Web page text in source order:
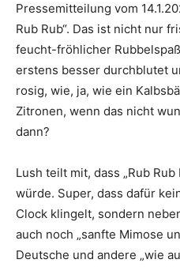
Pressemitteilung vom
Rub Rub“. Das ist nicht nur
feucht-fröhlicher
erstens besser durchblutet
rosig, wie, ja, wie ein
Zitronen, wenn das nicht
dann?
Lush teilt mit, dass „Rub Rub
würde. Super, dass dafür
Clock klingelt, sondern
auch noch „sanfte Mimose
Deutsche und andere „wie